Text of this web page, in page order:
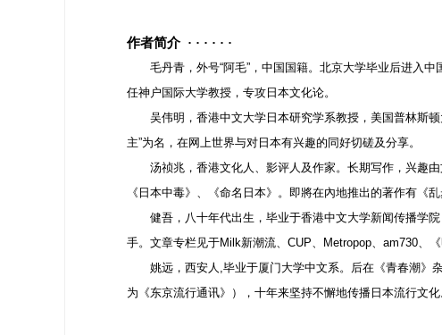
作者简介 · · · · · ·
毛丹青，外号“阿毛”，中国国籍。北京大学毕业后进入
任神户国际大学教授，专攻日本文化论。
吴伟明，香港中文大学日本研究学系教授，美国普林斯
主”为名，在网上世界与对日本有兴趣的同好切磋及分享。
汤祯兆，香港文化人、影评人及作家。长期写作，兴趣
《日本中毒》、《命名日本》。即將在內地推出的著作有《
健吾，八十年代出生，毕业于香港中文大学新闻传播学
手。文章专栏见于Milk新潮流、CUP、Metropop、am730、
姚远，西安人,毕业于厦门大学中文系。后在《青春潮》
为《东京流行通讯》），十年来坚持不懈地传播日本流行文